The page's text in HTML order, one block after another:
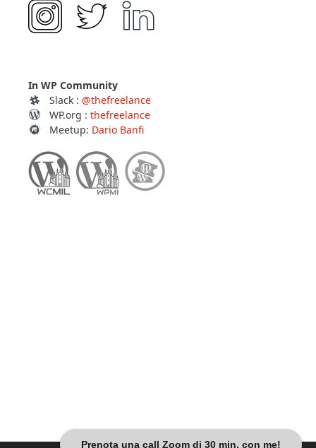
Prenota una call Zoom di 30 min. con me!
In WP Community
Slack : @thefreelance
WP.org : thefreelance
Meetup: Dario Banfi